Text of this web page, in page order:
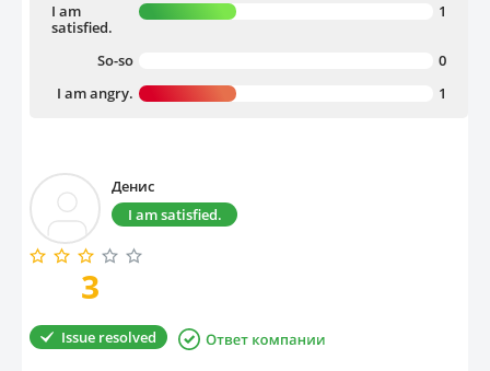
CASCO
Auto lawyer
Company directory
News
Affiliate program
Referral program
I am
satisfied.
1
So-so
0
I am angry.
1
Денис
I am satisfied.
3
Issue resolved